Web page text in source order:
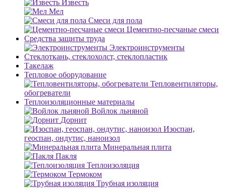
Известь
Мел
Смеси для пола
Цементно-песчаные смеси
Средства защиты труда
Электроинструменты
Стеклоткань, стеклохолст, стеклопластик
Такелаж
Тепловое оборудование
Тепловентиляторы,
обогреватели
Теплоизоляционные материалы
Войлок льняной
Дорнит
Изоспан,
геоспан, ондутис, наноизол
Минеральная плита
Пакля
Теплоизоляция
Термоком
Трубная изоляция